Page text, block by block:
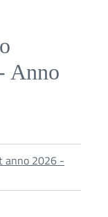
Anno
anno 2026 -